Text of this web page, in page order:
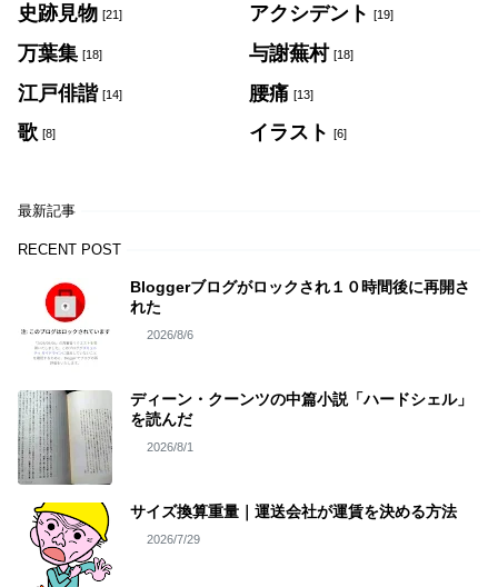
史跡見物 [21] アクシデント [19]
万葉集 [18] 与謝蕪村 [18]
江戸俳諧 [14] 腰痛 [13]
歌 [8] イラスト [6]
最新記事
RECENT POST
Bloggerブログがロックされ１０時間後に再開さ
れた
2026/8/6
ディーン・クーンツの中篇小説「ハードシェル」
を読んだ
2026/8/1
サイズ換算重量｜運送会社が運賃を決める方法
2026/7/29